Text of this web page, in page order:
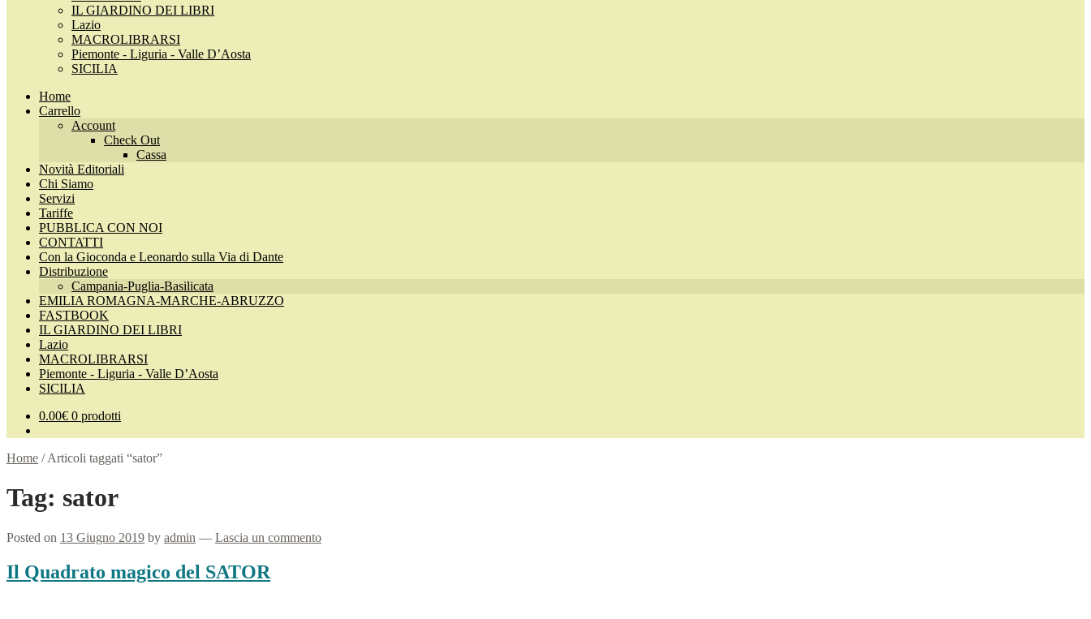
IL GIARDINO DEI LIBRI
Lazio
MACROLIBRARSI
Piemonte - Liguria - Valle D’Aosta
SICILIA
Home
Carrello
Account
Check Out
Cassa
Novità Editoriali
Chi Siamo
Servizi
Tariffe
PUBBLICA CON NOI
CONTATTI
Con la Gioconda e Leonardo sulla Via di Dante
Distribuzione
Campania-Puglia-Basilicata
EMILIA ROMAGNA-MARCHE-ABRUZZO
FASTBOOK
IL GIARDINO DEI LIBRI
Lazio
MACROLIBRARSI
Piemonte - Liguria - Valle D’Aosta
SICILIA
0.00€ 0 prodotti
Home /Articoli taggati “sator”
Tag: sator
Posted on 13 Giugno 2019 by admin — Lascia un commento
Il Quadrato magico del SATOR